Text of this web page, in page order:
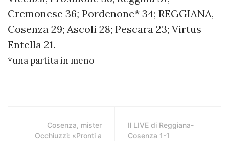
Cremonese 36; Pordenone* 34; REGGIANA,
Cosenza 29; Ascoli 28; Pescara 23; Virtus
Entella 21.
*una partita in meno
Cosenza, mister
Occhiuzzi: «Pronti a
Il LIVE di Reggiana-
Cosenza 1-1